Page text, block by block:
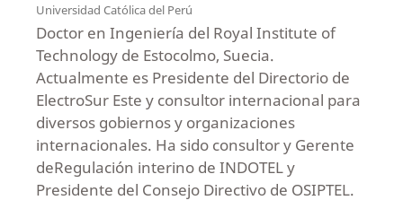
Universidad Católica del Perú
Doctor en Ingeniería del Royal Institute of
Technology de Estocolmo, Suecia.
Actualmente es Presidente del Directorio de
ElectroSur Este y consultor internacional para
diversos gobiernos y organizaciones
internacionales. Ha sido consultor y Gerente
deRegulación interino de INDOTEL y
Presidente del Consejo Directivo de OSIPTEL.